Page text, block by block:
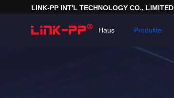
LINK-PP INT'L TECHNOLOGY CO., LIMITED
Haus Produkte